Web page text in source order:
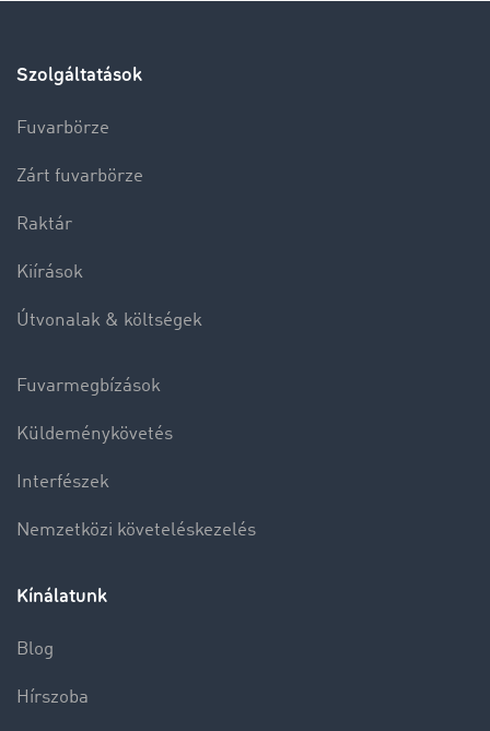
Szolgáltatások
Fuvarbörze
Zárt fuvarbörze
Raktár
Kiírások
Útvonalak & költségek
Fuvarmegbízások
Küldeménykövetés
Interfészek
Nemzetközi követeléskezelés
Kínálatunk
Blog
Hírszoba